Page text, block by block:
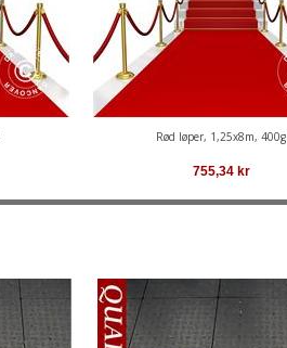
Rød løper, 1,25x8m, 400g
755,34kr